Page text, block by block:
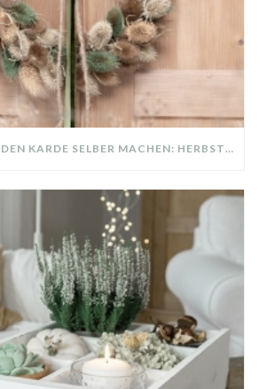
KRANZ AUS WILDEN KARDE SELBER MACHEN: HERBSTDEKO GANZ EINFACH